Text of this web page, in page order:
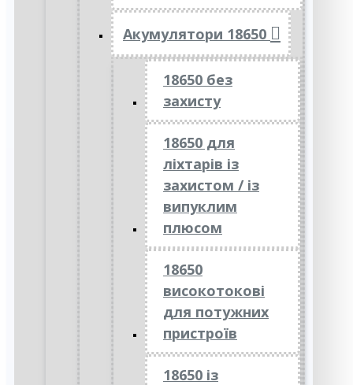
Акумулятори 18650
18650 без
захисту
18650 для
ліхтарів із
захистом / із
випуклим
плюсом
18650
високотокові
для потужних
пристроїв
18650 із